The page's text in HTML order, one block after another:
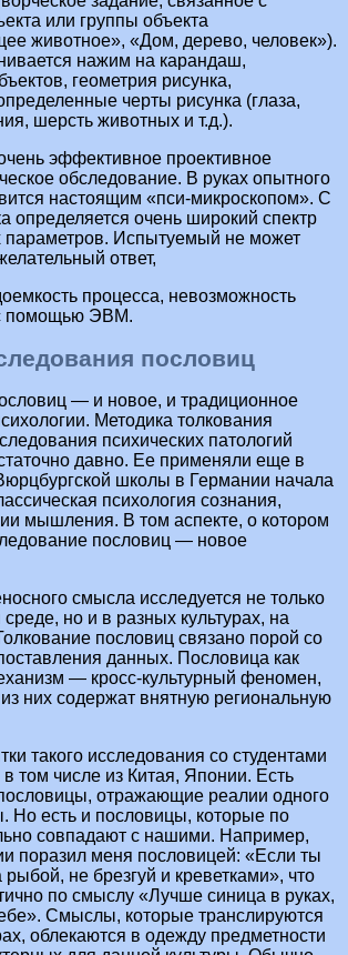
или группы объекта
животное», «Дом, дерево, человек»).
нажим на карандаш,
геометрия рисунка,
черты рисунка (глаза,
шерсть животных и т.д.).
эффективное проективное
обследование. В руках опытного
настоящим «пси-микроскопом». С
определяется очень широкий спектр
параметров. Испытуемый не может
ответ,
процесса, невозможность
помощью ЭВМ.
пословиц
— и новое, и традиционное
Методика толкования
психических патологий
давно. Ее применяли еще в
школы в Германии начала
психология сознания,
мышления. В том аспекте, о котором
пословиц — новое
смысла исследуется не только
но и в разных культурах, на
пословиц связано порой со
данных. Пословица как
— кросс-культурный феномен,
них содержат внятную региональную
такого исследования со студентами
в том числе из Китая, Японии. Есть
отражающие реалии одного
Но есть и пословицы, которые по
совпадают с нашими. Например,
поразил меня пословицей: «Если ты
не брезгуй и креветками», что
по смыслу «Лучше синица в руках,
Смыслы, которые транслируются
облекаются в одежду предметности